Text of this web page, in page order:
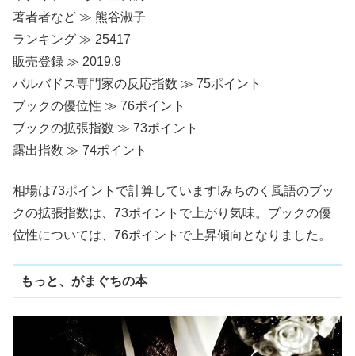
著者者など ≫ 熊谷淑子
ランキング ≫ 25417
販売登録 ≫ 2019.9
バルバドス専門家の反応指数 ≫ 75ポイント
ブックの優位性 ≫ 76ポイント
ブックの拡張指数 ≫ 73ポイント
露出指数 ≫ 74ポイント
相場は73ポイントで計算しています!みちのく風語のブッ
クの拡張指数は、73ポイントで上がり気味。ブックの優
位性については、76ポイントで上昇傾向となりました。
もっと、がまぐちの本